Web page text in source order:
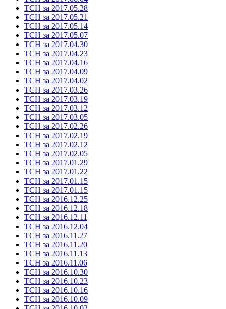
ТСН за 2017.05.28
ТСН за 2017.05.21
ТСН за 2017.05.14
ТСН за 2017.05.07
ТСН за 2017.04.30
ТСН за 2017.04.23
ТСН за 2017.04.16
ТСН за 2017.04.09
ТСН за 2017.04.02
ТСН за 2017.03.26
ТСН за 2017.03.19
ТСН за 2017.03.12
ТСН за 2017.03.05
ТСН за 2017.02.26
ТСН за 2017.02.19
ТСН за 2017.02.12
ТСН за 2017.02.05
ТСН за 2017.01.29
ТСН за 2017.01.22
ТСН за 2017.01.15
ТСН за 2017.01.15
ТСН за 2016.12.25
ТСН за 2016.12.18
ТСН за 2016.12.11
ТСН за 2016.12.04
ТСН за 2016.11.27
ТСН за 2016.11.20
ТСН за 2016.11.13
ТСН за 2016.11.06
ТСН за 2016.10.30
ТСН за 2016.10.23
ТСН за 2016.10.16
ТСН за 2016.10.09